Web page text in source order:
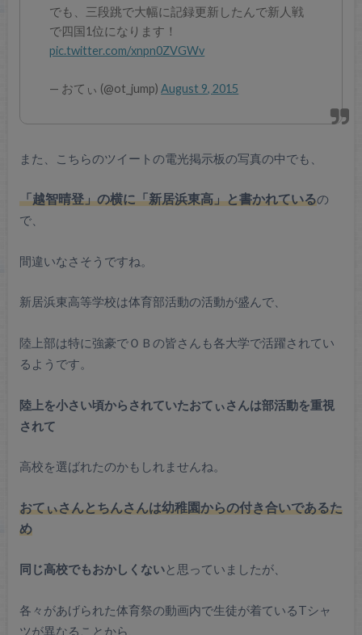
でも、三段跳で大幅に記録更新したんで新人戦
で四国1位になります！
pic.twitter.com/xnpn0ZVGWv
— おてぃ (@ot_jump)August 9, 2015
また、こちらのツイートの電光掲示板の写真の中でも、
「越智晴登」の横に「新居浜東高」と書かれているの
で、
間違いなさそうですね。
新居浜東高等学校は体育部活動の活動が盛んで、
陸上部は特に強豪でＯＢの皆さんも各大学で活躍されてい
るようです。
陸上を小さい頃からされていたおてぃさんは部活動を重視
されて
高校を選ばれたのかもしれませんね。
おてぃさんとちんさんは幼稚園からの付き合いであるた
め
同じ高校でもおかしくないと思っていましたが、
各々があげられた体育祭の動画内で生徒が着ているTシャ
ツが異なることから、